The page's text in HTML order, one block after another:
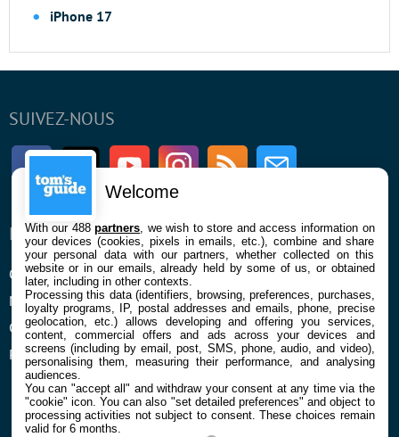
iPhone 17
SUIVEZ-NOUS
FacebookTwitter Youtube InstagramRSS Newsletter
ENTREPRISE
Qui sommes nous
Mentions légales et CGU
Confidentialité et Cookies
Préférences cookies
À PROPOS
La rédaction
Contact
Welcome
With our 488partners , we wish to store and access information on
your devices (cookies, pixels in emails, etc.), combine and share
your personal data with our partners, whether collected on this
website or in our emails, already held by some of us, or obtained
later, including in other contexts.
Processing this data (identifiers, browsing, preferences, purchases,
loyalty programs, IP, postal addresses and emails, phone, precise
geolocation, etc.) allows developing and offering you services,
content, commercial offers and ads across your devices and
screens (including by email, post, SMS, phone, audio, and video),
personalising them, measuring their performance, and analysing
audiences.
You can "accept all" and withdraw your consent at any time via the
"cookie" icon. You can also "set detailed preferences" and object to
processing activities not subject to consent. These choices remain
valid for 6 months.